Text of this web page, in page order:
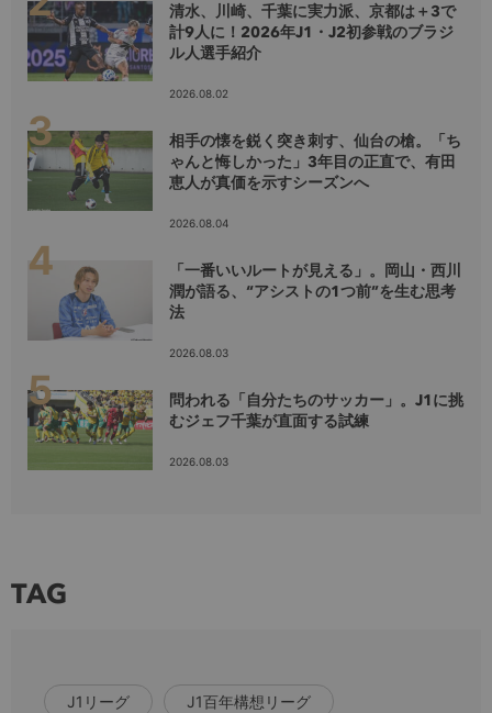
清水、川崎、千葉に実力派、京都は＋3で
計9人に！2026年J1・J2初参戦のブラジ
ル人選手紹介
2026.08.02
相手の懐を鋭く突き刺す、仙台の槍。「ち
ゃんと悔しかった」3年目の正直で、有田
恵人が真価を示すシーズンへ
2026.08.04
「一番いいルートが見える」。岡山・西川
潤が語る、“アシストの1つ前”を生む思考
法
2026.08.03
問われる「自分たちのサッカー」。J1に挑
むジェフ千葉が直面する試練
2026.08.03
TAG
J1リーグ J1百年構想リーグ